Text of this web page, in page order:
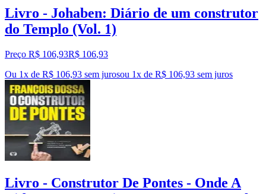
Livro - Johaben: Diário de um construtor
do Templo (Vol. 1)
Preço R$ 106,93R$ 106,93
Ou 1x de R$ 106,93 sem jurosou 1x de R$ 106,93 sem juros
Livro - Construtor De Pontes - Onde A